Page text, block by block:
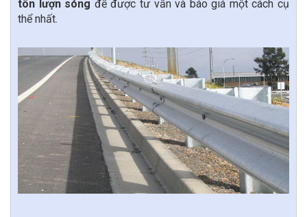
tôn lượn sóng để được tư vấn và báo giá một cách cụ
thể nhất.